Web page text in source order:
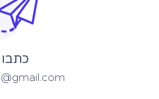
כתבו